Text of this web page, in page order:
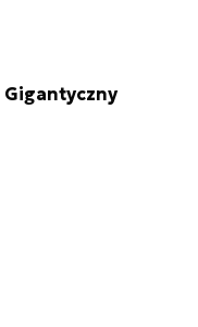
Gigantyczny